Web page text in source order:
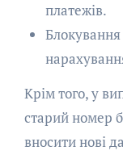
платежів.
Блокування
Крім того, у
старий номер
вносити нові